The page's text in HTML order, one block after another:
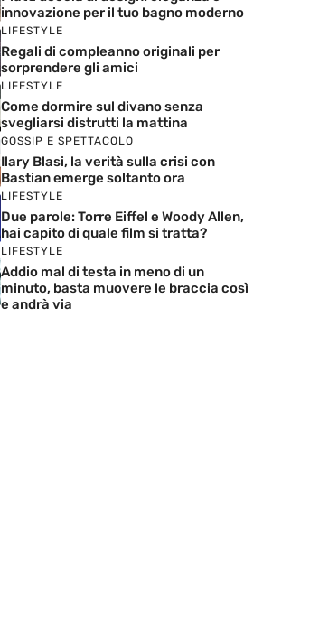
innovazione per il tuo bagno moderno
LIFESTYLE
Regali di compleanno originali per
sorprendere gli amici
LIFESTYLE
Come dormire sul divano senza
svegliarsi distrutti la mattina
GOSSIP E SPETTACOLO
Ilary Blasi, la verità sulla crisi con
Bastian emerge soltanto ora
LIFESTYLE
Due parole: Torre Eiffel e Woody Allen,
hai capito di quale film si tratta?
LIFESTYLE
Addio mal di testa in meno di un
minuto, basta muovere le braccia così
e andrà via